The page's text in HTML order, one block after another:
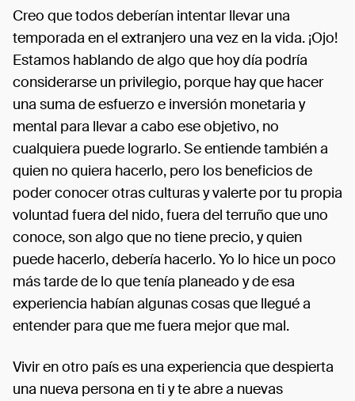
Creo que todos deberían intentar llevar una
temporada en el extranjero una vez en la vida. ¡Ojo!
Estamos hablando de algo que hoy día podría
considerarse un privilegio, porque hay que hacer
una suma de esfuerzo e inversión monetaria y
mental para llevar a cabo ese objetivo, no
cualquiera puede lograrlo. Se entiende también a
quien no quiera hacerlo, pero los beneficios de
poder conocer otras culturas y valerte por tu propia
voluntad fuera del nido, fuera del terruño que uno
conoce, son algo que no tiene precio, y quien
puede hacerlo, debería hacerlo. Yo lo hice un poco
más tarde de lo que tenía planeado y de esa
experiencia habían algunas cosas que llegué a
entender para que me fuera mejor que mal.
Vivir en otro país es una experiencia que despierta
una nueva persona en ti y te abre a nuevas